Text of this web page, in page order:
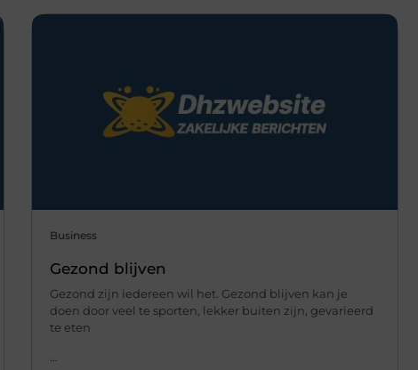
Business
Gezond blijven
Gezond zijn iedereen wil het. Gezond blijven kan je
doen door veel te sporten, lekker buiten zijn, gevarieerd
te eten